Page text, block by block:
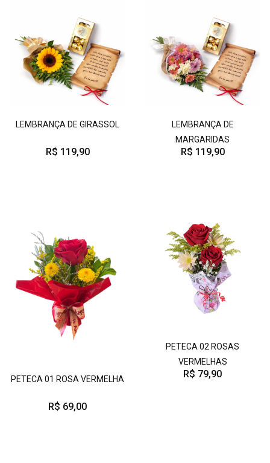
LEMBRANÇA DE GIRASSOL
R$ 119,90
LEMBRANÇA DE
MARGARIDAS
R$ 119,90
PETECA 01 ROSA VERMELHA
R$ 69,00
PETECA 02 ROSAS
VERMELHAS
R$ 79,90